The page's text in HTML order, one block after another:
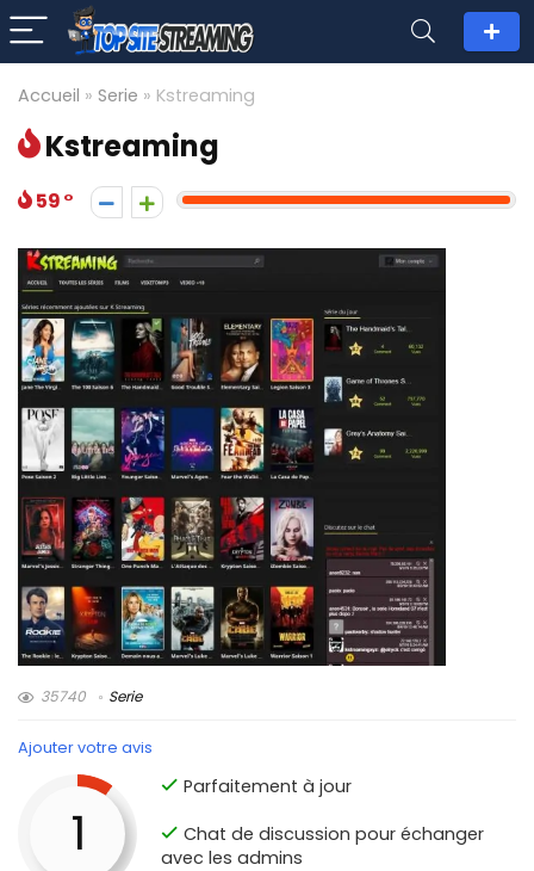
Accueil » Serie » Kstreaming
Kstreaming
59
35740 Serie
Ajouter votre avis
1
Parfaitement à jour
Chat de discussion pour échanger
avec les admins